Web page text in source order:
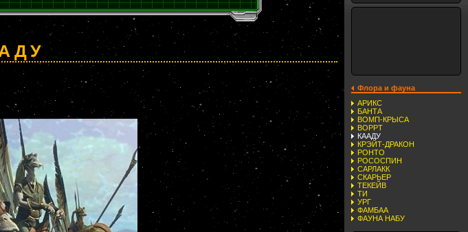
Флора и фауна
АРИКС
БАНТА
ВОМП-КРЫСА
ВОРРТ
КААДУ
КРЭЙТ-ДРАКОН
РОНТО
РОСОСПИН
САРЛАКК
СКАРЬЕР
ТЕКЕЙВ
ТИ
УРГ
ФАМБАА
ФАУНА НАБУ